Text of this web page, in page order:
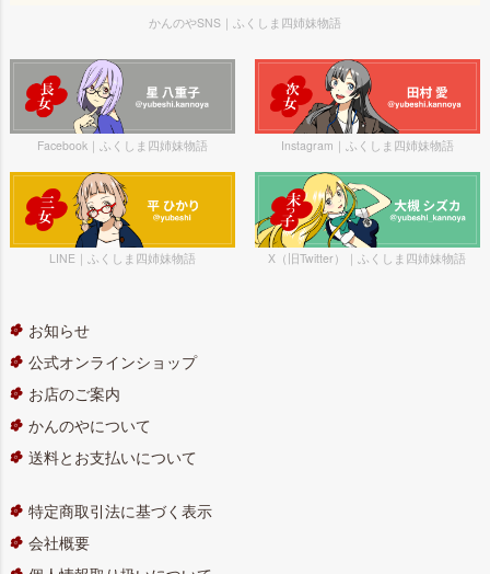
かんのやSNS｜ふくしま四姉妹物語
Facebook｜ふくしま四姉妹物語 Instagram｜ふくしま四姉妹物語
LINE｜ふくしま四姉妹物語 X（旧Twitter）｜ふくしま四姉妹物語
特定商取引法に基づく表示
会社概要
お知らせ
公式オンラインショップ
お店のご案内
かんのやについて
送料とお支払いについて